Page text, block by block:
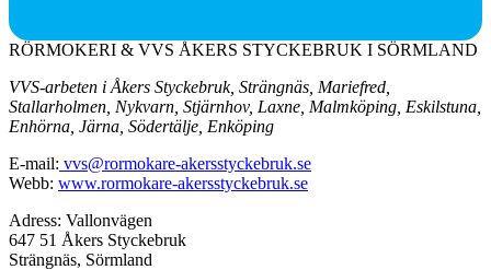
RÖRMOKERI & VVS ÅKERS STYCKEBRUK I SÖRMLAND
VVS-arbeten i Åkers Styckebruk, Strängnäs, Mariefred,
Stallarholmen, Nykvarn, Stjärnhov, Laxne, Malmköping, Eskilstuna,
Enhörna, Järna, Södertälje, Enköping
E-mail: vvs@rormokare-akersstyckebruk.se
Webb: www.rormokare-akersstyckebruk.se
Adress: Vallonvägen
647 51 Åkers Styckebruk
Strängnäs, Sörmland